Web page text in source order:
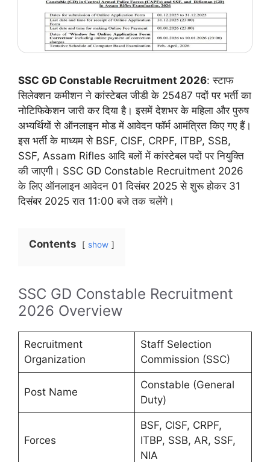
SSC GD Constable Recruitment 2026: स्टाफ
सिलेक्शन कमीशन ने कांस्टेबल जीडी के 25487 पदों पर भर्ती का
नोटिफिकेशन जारी कर दिया है। इसमें देशभर के महिला और पुरुष
अभ्यर्थियों से ऑनलाइन मोड में आवेदन फॉर्म आमंत्रित किए गए हैं।
इस भर्ती के माध्यम से BSF, CISF, CRPF, ITBP, SSB,
SSF, Assam Rifles आदि बलों में कांस्टेबल पदों पर नियुक्ति
की जाएगी। SSC GD Constable Recruitment 2026
के लिए ऑनलाइन आवेदन 01 दिसंबर 2025 से शुरू होकर 31
दिसंबर 2025 रात 11:00 बजे तक चलेंगे।
Contents show
SSC GD Constable Recruitment
2026 Overview
Recruitment
Organization
Staff Selection
Commission (SSC)
Post Name
Constable (General
Duty)
Forces
BSF, CISF, CRPF,
ITBP, SSB, AR, SSF,
NIA